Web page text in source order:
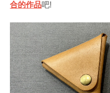
合的作品吧!